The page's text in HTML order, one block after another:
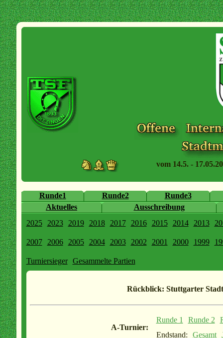
vom 14.5. -
Runde1 Runde2
Runde3
Aktuelles
Ausschreibung
2025
2023 2019 2018 2017 2016 2015 2014 2013
2007 2006 2005 2004 2003 2002 2001 2000 1999
Turniersieger Gesammelte Partien
Rückblick: Stuttgarter
A-Turnier:
Runde 1 Runde 2
Endstand:
Gesamt